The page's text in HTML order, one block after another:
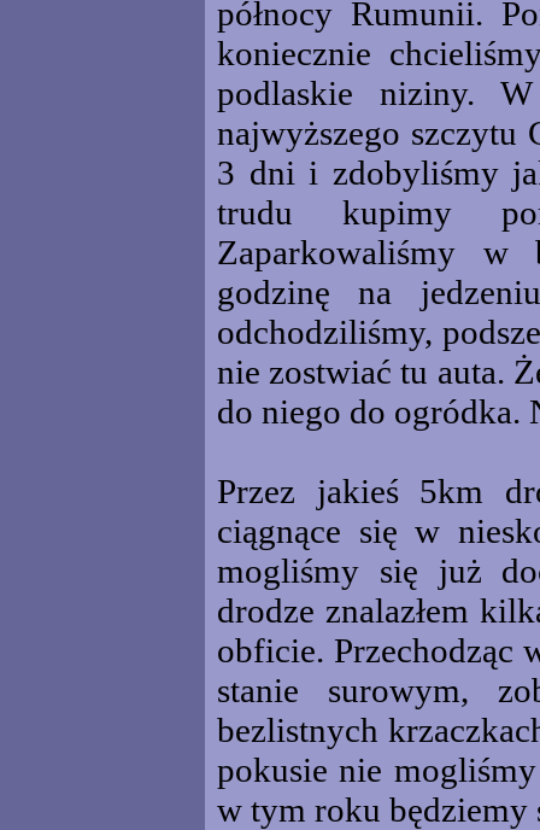
północy Rumunii.
koniecznie
podlaskie niziny.
najwyższego szczytu
3 dni i zdobyliśmy
trudu kupimy
Zaparkowaliśmy w
godzinę na
odchodziliśmy,
nie zostwiać tu auta.
do niego do ogródka.
Przez jakieś 5km
ciągnące się w
mogliśmy się już
drodze znalazłem
obficie. Przechodząc
stanie surowym,
bezlistnych
pokusie nie
w tym roku będziemy